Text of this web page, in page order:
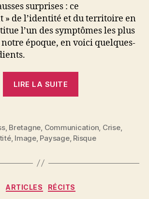
surprises : ce
» de l’identité et du territoire en
l’un des symptômes les plus
époque, en voici quelques-
LIRE LA SUITE
plus
tard,
, Bretagne, Communication, Crise,
, Image, Paysage, Risque
Catégories
ARTICLES RÉCITS